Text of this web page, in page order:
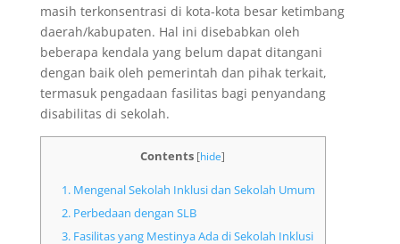
masih terkonsentrasi di kota-kota besar ketimbang
daerah/kabupaten. Hal ini disebabkan oleh
beberapa kendala yang belum dapat ditangani
dengan baik oleh pemerintah dan pihak terkait,
termasuk pengadaan fasilitas bagi penyandang
disabilitas di sekolah.
Contents [hide]
1. Mengenal Sekolah Inklusi dan Sekolah Umum
2. Perbedaan dengan SLB
3. Fasilitas yang Mestinya Ada di Sekolah Inklusi